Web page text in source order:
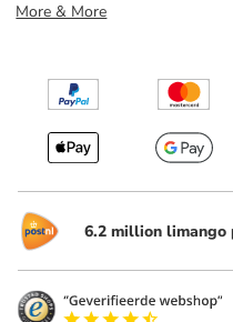
More & More
6.2 million limango